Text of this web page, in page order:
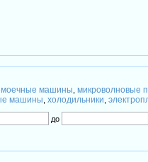
машины микроволновые
машины холодильники
до